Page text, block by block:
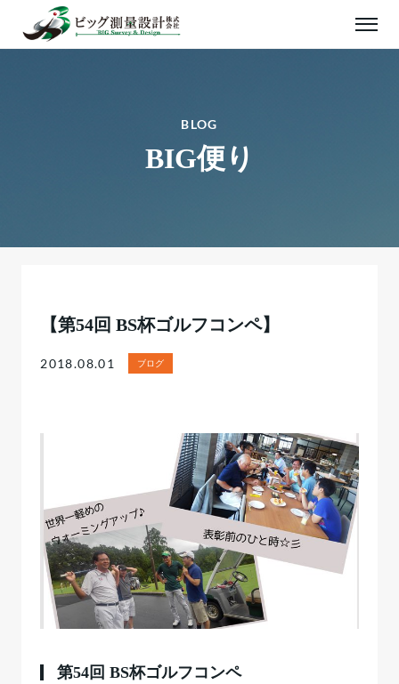
BLOG
BIG便り
【第54回 BS杯ゴルフコンペ】
2018.08.01 ブログ
第54回 BS杯ゴルフコンペ